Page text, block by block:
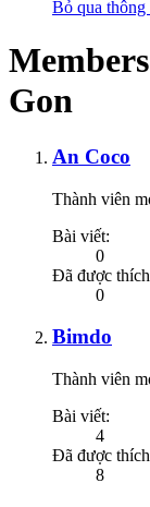
Bỏ qua thông
Gon
An Coco
Thành viên
Bài viết:
0
Đã được
0
Bimdo
Thành viên
Bài viết:
4
Đã được
8